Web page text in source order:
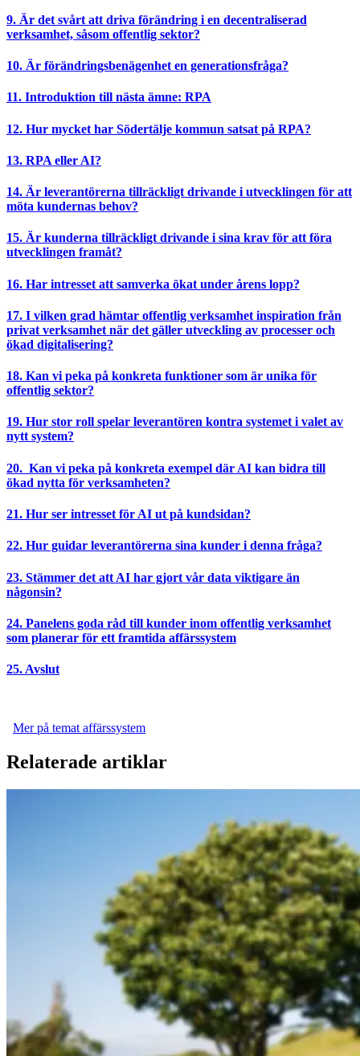
9. Är det svårt att driva förändring i en decentraliserad
verksamhet, såsom offentlig sektor?
10. Är förändringsbenägenhet en generationsfråga?
11. Introduktion till nästa ämne: RPA
12. Hur mycket har Södertälje kommun satsat på RPA?
13. RPA eller AI?
14. Är leverantörerna tillräckligt drivande i utvecklingen för att
möta kundernas behov?
15. Är kunderna tillräckligt drivande i sina krav för att föra
utvecklingen framåt?
16. Har intresset att samverka ökat under årens lopp?
17. I vilken grad hämtar offentlig verksamhet inspiration från
privat verksamhet när det gäller utveckling av processer och
ökad digitalisering?
18. Kan vi peka på konkreta funktioner som är unika för
offentlig sektor?
19. Hur stor roll spelar leverantören kontra systemet i valet av
nytt system?
20. Kan vi peka på konkreta exempel där AI kan bidra till
ökad nytta för verksamheten?
21. Hur ser intresset för AI ut på kundsidan?
22. Hur guidar leverantörerna sina kunder i denna fråga?
23. Stämmer det att AI har gjort vår data viktigare än
någonsin?
24. Panelens goda råd till kunder inom offentlig verksamhet
som planerar för ett framtida affärssystem
25. Avslut
Mer på temat affärssystem
Relaterade artiklar